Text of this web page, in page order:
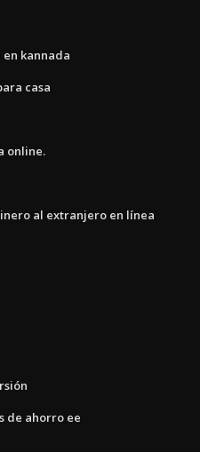
kannada
casa
online.
al extranjero en línea
de ahorro ee